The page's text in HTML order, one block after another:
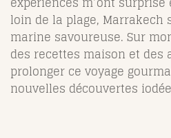
loin de la plage,
marine savoureuse. Sur
des recettes maison et des
prolonger ce voyage
nouvelles découvertes